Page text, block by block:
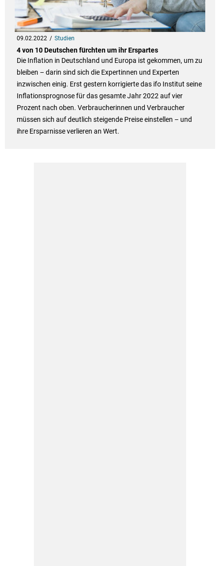
09.02.2022 Studien
4 von 10 Deutschen fürchten um ihr Erspartes
Die Inflation in Deutschland und Europa ist gekommen, um zu
bleiben – darin sind sich die Expertinnen und Experten
inzwischen einig. Erst gestern korrigierte das ifo Institut seine
Inflationsprognose für das gesamte Jahr 2022 auf vier
Prozent nach oben. Verbraucherinnen und Verbraucher
müssen sich auf deutlich steigende Preise einstellen – und
ihre Ersparnisse verlieren an Wert.